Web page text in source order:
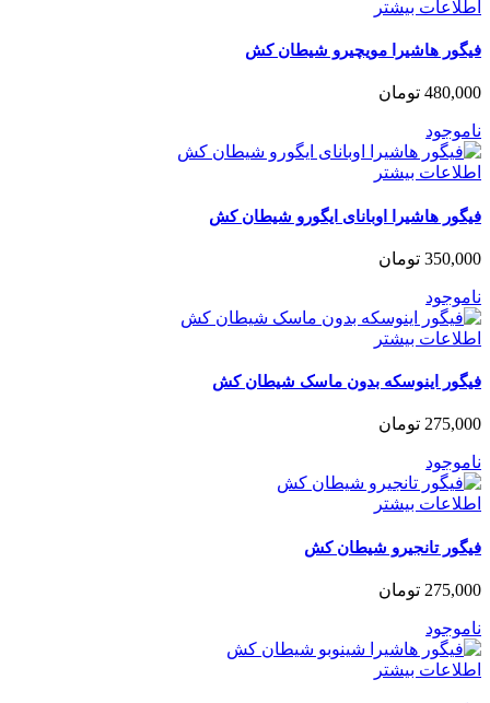
اطلاعات بیشتر
فیگور هاشیرا مویچیرو شیطان کش
480,000 تومان
ناموجود
اطلاعات بیشتر
فیگور هاشیرا اوبانای ایگورو شیطان کش
350,000 تومان
ناموجود
اطلاعات بیشتر
فیگور اینوسکه بدون ماسک شیطان کش
275,000 تومان
ناموجود
اطلاعات بیشتر
فیگور تانجیرو شیطان کش
275,000 تومان
ناموجود
اطلاعات بیشتر